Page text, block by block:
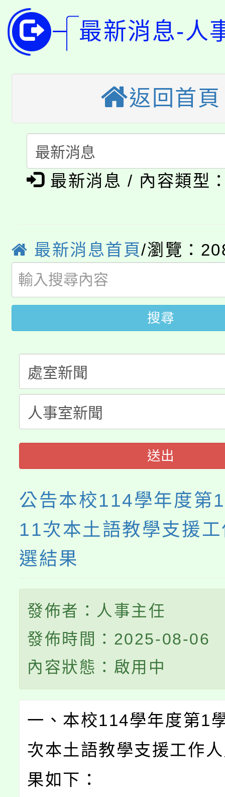
開!
115年桃園市運動會8/
田徑場及游泳池舉行。
桃園市低收入戶享有免
視費優惠，中低收入戶
半價優惠，詳情可洽有
者。
大園自造教育及科技中
份教師增能研習
大溪自造教育及科技
份教師研習
淨零綠生活教案入校路
會
115年食農教育專業人
程
「本色祭」8/29、30在
8/21下午1時於龍潭區
局官網。
8月14至27日，桃園電
開!
115年桃園市運動會8/
田徑場及游泳池舉行。
桃園市低收入戶享有免
視費優惠，中低收入戶
半價優惠，詳情可洽有
者。
大園自造教育及科技
份教師研習
淨零綠生活教案入校路
會
115年食農教育專業人
程
最新消息-人
返回首頁
最新消息 / 內容類型
最新消息首頁/瀏覽：
搜尋
送出
公告本校114學年度第
11次本土語教學支援
選結果
發佈者：人事主任
發佈時間：2025-08-06
內容狀態：啟用中
一、本校114學年度第1
次本土語教學支援工作
果如下：